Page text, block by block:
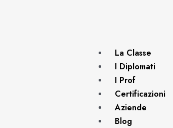
La Classe
I Diplomati
I Prof
Certificazioni
Aziende
Blog